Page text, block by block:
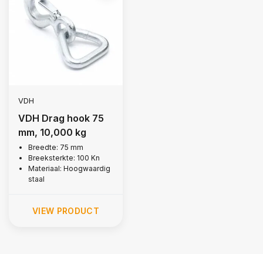
VDH
VDH Drag hook 75
mm, 10,000 kg
Breedte: 75 mm
Breeksterkte: 100 Kn
Materiaal: Hoogwaardig
staal
VIEW PRODUCT